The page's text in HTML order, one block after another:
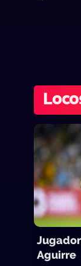
Aguirre